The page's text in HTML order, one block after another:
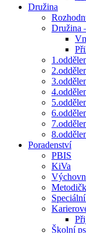
Družina
Družina
Poradenství
PBIS
KiVa
Školní